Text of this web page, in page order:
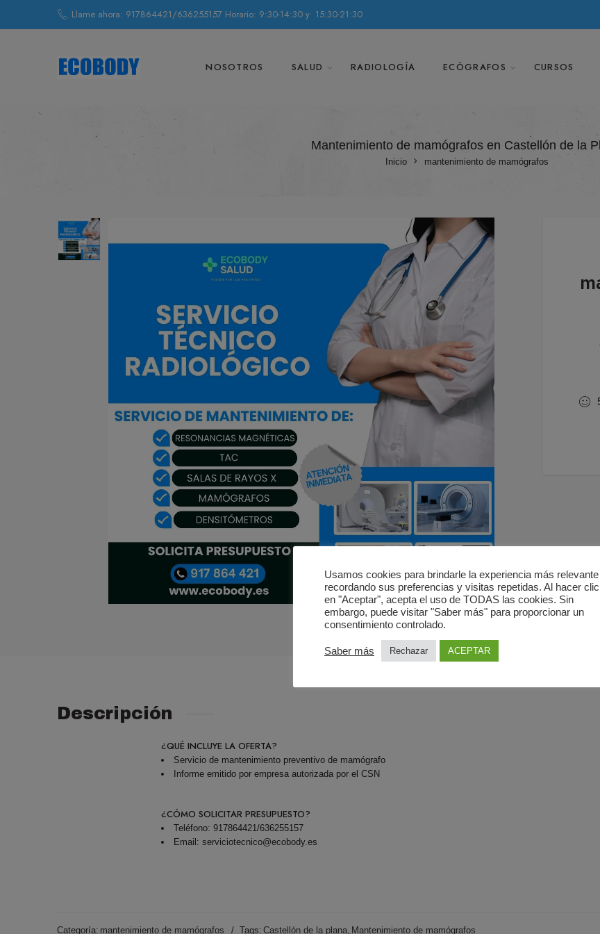
Llame ahora: 917864421/636255157 Horario: 9:30-14:30 y 15:30-21:30
NOSOTROS SALUD RADIOLOGÍA ECÓGRAFOS CURSOS
Mantenimiento de mamógrafos en Castellón de la
Inicio mantenimiento de mamógrafos
Descripción
¿QUÉ INCLUYE LA OFERTA?
Servicio de mantenimiento preventivo de mamógrafo
Informe emitido por empresa autorizada por el CSN
¿CÓMO SOLICITAR PRESUPUESTO?
Teléfono: 917864421/636255157
Email: serviciotecnico@ecobody.es
Categoría: mantenimiento de mamógrafos Tags: Castellón de la plana Mantenimiento de mamógrafos
Usamos cookies para brindarle la experiencia más relevante
recordando sus preferencias y visitas repetidas. Al hacer clic
en "Aceptar", acepta el uso de TODAS las cookies. Sin
embargo, puede visitar "Saber más" para proporcionar un
consentimiento controlado.
Saber más Rechazar ACEPTAR